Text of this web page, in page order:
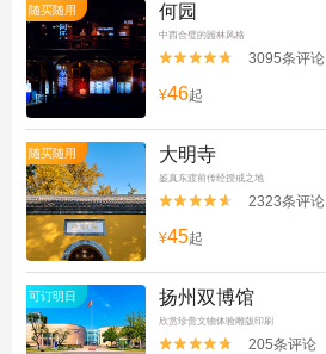
随买随用 何园
中西合璧的园林风格

 3095条评论
¥46起
随买随用 大明寺
鉴真东渡前传经授戒之地

 2323条评论
¥45起
可订明日 扬州双博馆
欣赏珍贵文物体验雕版印刷

 205条评论